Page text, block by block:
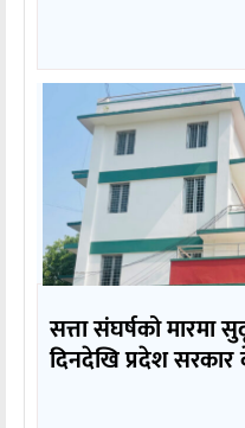
सत्ता संघर्षको मारमा
दिनदेखि प्रदेश सरकार